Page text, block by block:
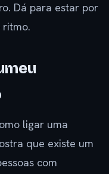
Dá para estar por
ritmo.
ligar uma
que existe um
com